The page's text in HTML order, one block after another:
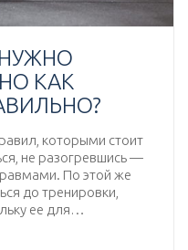
КАК
которыми стоит
не разогревшись —
По этой же
до тренировки,
ее для…